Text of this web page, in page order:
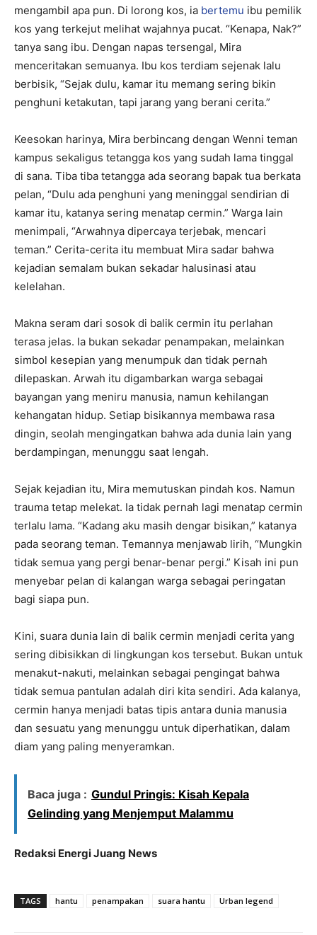
mengambil apa pun. Di lorong kos, ia bertemu ibu pemilik
kos yang terkejut melihat wajahnya pucat. “Kenapa, Nak?”
tanya sang ibu. Dengan napas tersengal, Mira
menceritakan semuanya. Ibu kos terdiam sejenak lalu
berbisik, “Sejak dulu, kamar itu memang sering bikin
penghuni ketakutan, tapi jarang yang berani cerita.”
Keesokan harinya, Mira berbincang dengan Wenni teman
kampus sekaligus tetangga kos yang sudah lama tinggal
di sana. Tiba tiba tetangga ada seorang bapak tua berkata
pelan, “Dulu ada penghuni yang meninggal sendirian di
kamar itu, katanya sering menatap cermin.” Warga lain
menimpali, “Arwahnya dipercaya terjebak, mencari
teman.” Cerita-cerita itu membuat Mira sadar bahwa
kejadian semalam bukan sekadar halusinasi atau
kelelahan.
Makna seram dari sosok di balik cermin itu perlahan
terasa jelas. Ia bukan sekadar penampakan, melainkan
simbol kesepian yang menumpuk dan tidak pernah
dilepaskan. Arwah itu digambarkan warga sebagai
bayangan yang meniru manusia, namun kehilangan
kehangatan hidup. Setiap bisikannya membawa rasa
dingin, seolah mengingatkan bahwa ada dunia lain yang
berdampingan, menunggu saat lengah.
Sejak kejadian itu, Mira memutuskan pindah kos. Namun
trauma tetap melekat. Ia tidak pernah lagi menatap cermin
terlalu lama. “Kadang aku masih dengar bisikan,” katanya
pada seorang teman. Temannya menjawab lirih, “Mungkin
tidak semua yang pergi benar-benar pergi.” Kisah ini pun
menyebar pelan di kalangan warga sebagai peringatan
bagi siapa pun.
Kini, suara dunia lain di balik cermin menjadi cerita yang
sering dibisikkan di lingkungan kos tersebut. Bukan untuk
menakut-nakuti, melainkan sebagai pengingat bahwa
tidak semua pantulan adalah diri kita sendiri. Ada kalanya,
cermin hanya menjadi batas tipis antara dunia manusia
dan sesuatu yang menunggu untuk diperhatikan, dalam
diam yang paling menyeramkan.
Baca juga : Gundul Pringis: Kisah Kepala
Gelinding yang Menjemput Malammu
Redaksi Energi Juang News
TAGS hantu penampakan suara hantu Urban legend